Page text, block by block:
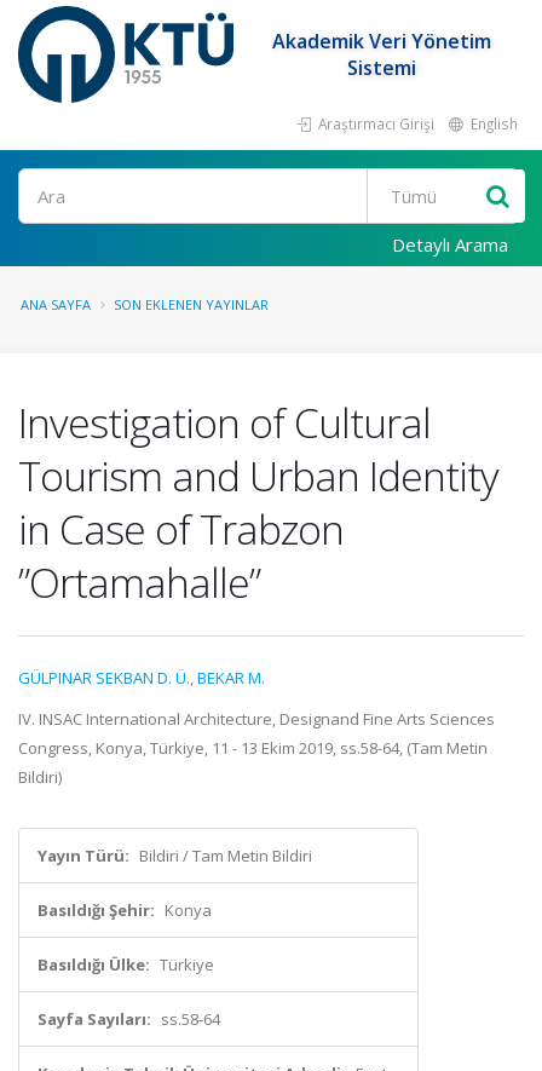
Akademik Veri Yönetim
Sistemi
Araştırmacı Girişi English
Ara
Detaylı Arama
ANA SAYFA SON EKLENEN YAYINLAR
Investigation of Cultural
Tourism and Urban Identity
in Case of Trabzon
”Ortamahalle”
GÜLPINAR SEKBAN D. Ü.,BEKAR M.
IV. INSAC International Architecture, Designand Fine Arts Sciences
Congress, Konya, Türkiye, 11 - 13 Ekim 2019, ss.58-64, (Tam Metin
Bildiri)
Yayın Türü: Bildiri / Tam Metin Bildiri
Basıldığı Şehir: Konya
Basıldığı Ülke: Türkiye
Sayfa Sayıları: ss.58-64